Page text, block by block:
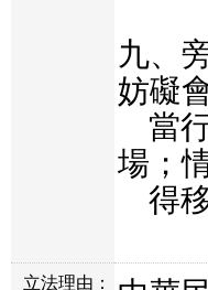
九、
妨礙
場；
立法理由：